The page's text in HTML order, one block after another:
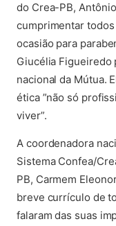
do Crea-PB,
cumprimentar
ocasião para
Giucélia Figueiredo
nacional da Mútua.
ética ”não só
viver”.
A coordenadora
Sistema Confea/
PB, Carmem
breve currículo de
falaram das suas